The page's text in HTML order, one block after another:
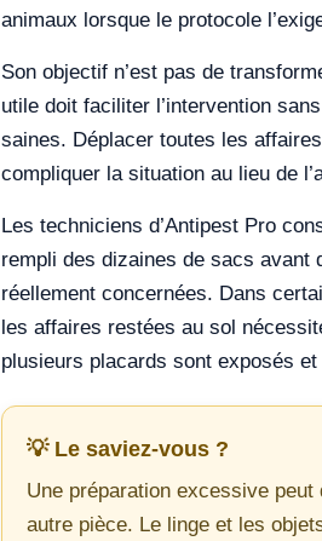
animaux lorsque le protocole
Son objectif n’est pas de
utile doit faciliter l’intervention
saines. Déplacer toutes les
compliquer la situation au lieu de
Les techniciens d’Antipest Pro
rempli des dizaines de sacs avant
réellement concernées. Dans
les affaires restées au sol
plusieurs placards sont exposés
💡 Le saviez-vous ?
Une préparation excessive
autre pièce. Le linge et les